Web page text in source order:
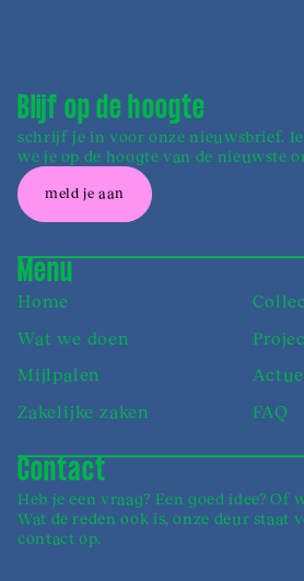
Blijf op de hoogte
schrijf je in voor onze nieuwsbrief.
we je op de hoogte van de nieuwste
meld je aan
Menu
Home
Wat we doen
Mijlpalen
Zakelijke zaken
FAQ
Contact
Heb je een vraag? Een goed idee? Of
Wat de reden ook is, onze deur staat
contact op.